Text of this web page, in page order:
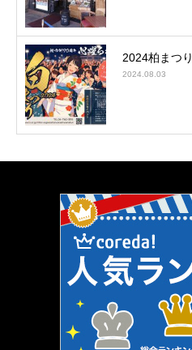
2024柏まつ
2024.08.03